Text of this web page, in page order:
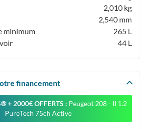
2,010 kg
2,540 mm
minimum
265 L
44 L
financement
+ 2000€ OFFERTS : Peugeot 208 - II 1.2
PureTech 75ch Active